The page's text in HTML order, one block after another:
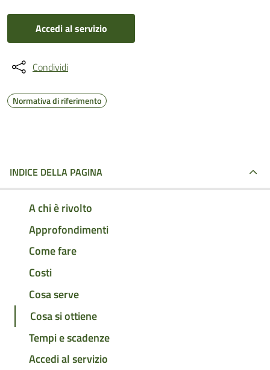
Accedi al servizio
Condividi
Normativa di riferimento
INDICE DELLA PAGINA
A chi è rivolto
Approfondimenti
Come fare
Costi
Cosa serve
Cosa si ottiene
Tempi e scadenze
Accedi al servizio